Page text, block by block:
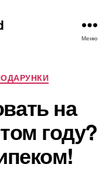
Меню
на
году?